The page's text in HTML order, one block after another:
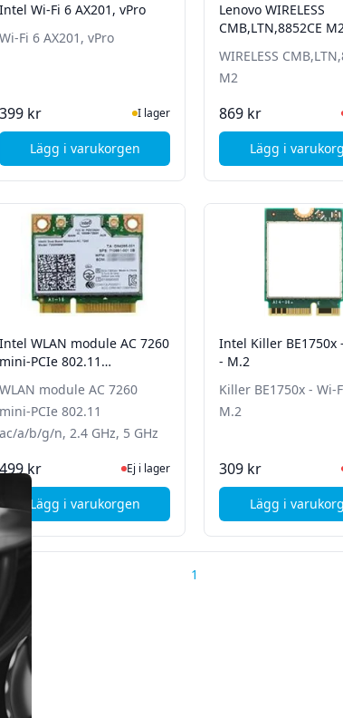
M2
Intel Wi-Fi 6 AX201, vPro
Wi-Fi 6 AX201, vPro
399 kr I lager
Lägg i varukorgen, Intel Wi-Fi 6 AX201, vPro
Lenovo WIRELESS
CMB,LTN,8852CE
WIRELESS
M2
869 kr Ej i
Lägg i ,
för senaste status
(2*2) - M.2 - 2230
Intel WLAN module AC 7260
mini-PCIe 802.11
WLAN module AC 7260
mini-PCIe 802.11
ac/a/b/g/n, 2.4 GHz, 5 GHz
499 kr Ej i lager, besök produktsidan för
Ej i lager
Lägg i varukorgen, Intel WLAN module AC 7260 mini-PCIe
Intel Killer BE1750x
- M.2
Killer BE1750x - Wi-
M.2
309 kr Ej i
Lägg i , Intel
1